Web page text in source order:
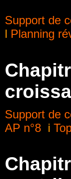
Support de
l Planning
Support de
AP n°8 i